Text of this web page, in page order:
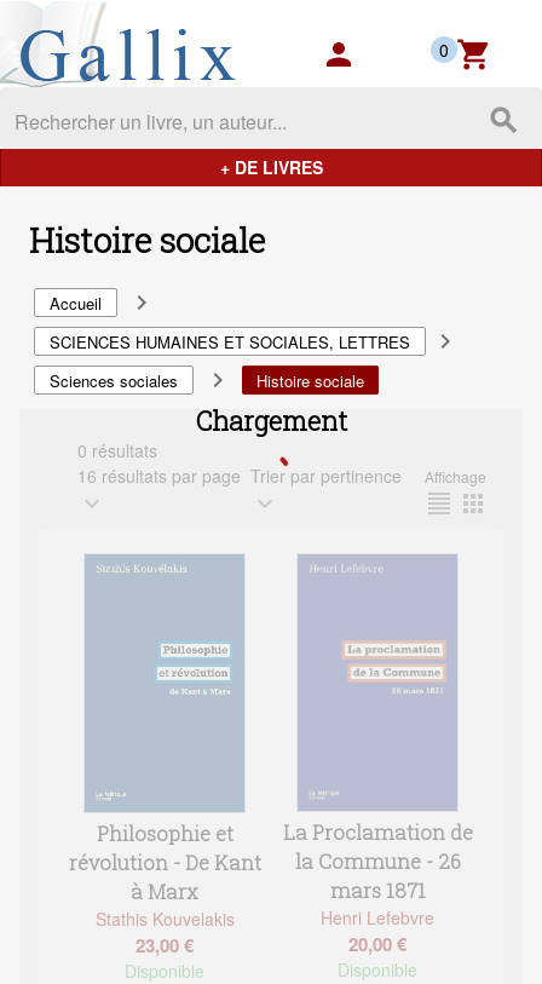
Gallix - les mondes du livres
person shopping_cart
0
search
+ DE LIVRES
Histoire sociale
Accueil navigate_next
SCIENCES HUMAINES ET SOCIALES, LETTRES navigate_next
Sciences sociales navigate_next Histoire sociale
Chargement
0 résultats
16 résultats par page
expand_more
Trier par pertinence
expand_more
Affichage
format_align_justify apps
Philosophie et
révolution - De Kant
à Marx
Stathis Kouvelakis
23,00 €
Disponible
La Proclamation de
la Commune - 26
mars 1871
Henri Lefebvre
20,00 €
Disponible